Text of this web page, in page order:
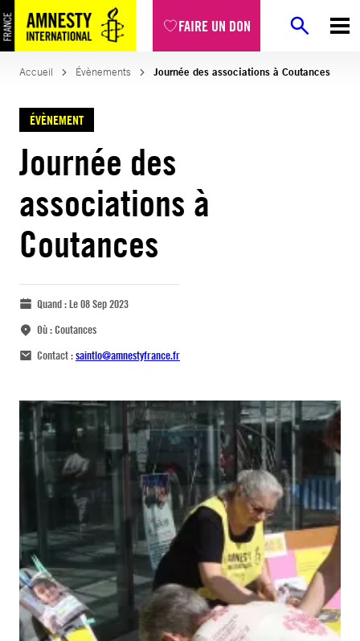
FAIRE UN DON
Accueil Évènements Journée des associations à Coutances
ÉVÈNEMENT
Journée des
associations à
Coutances
Quand :Le 08 Sep 2023
Où :Coutances
Contact :saintlo@amnestyfrance.fr